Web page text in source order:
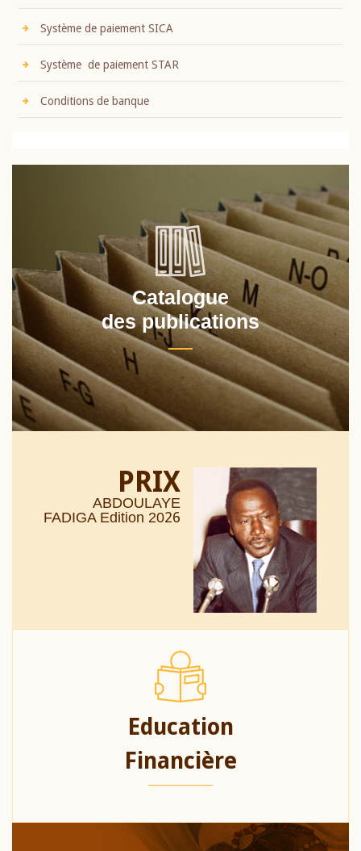
Système de paiement SICA
Système de paiement STAR
Conditions de banque
Catalogue
des publications
PRIX
ABDOULAYE
FADIGA Edition 2026
Education
Financière